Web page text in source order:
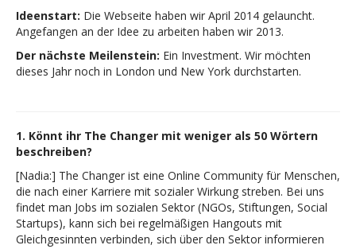
Ideenstart: Die Webseite haben wir April 2014 gelauncht.
Angefangen an der Idee zu arbeiten haben wir 2013.
Der nächste Meilenstein: Ein Investment. Wir möchten
dieses Jahr noch in London und New York durchstarten.
1. Könnt ihr The Changer mit weniger als 50 Wörtern
beschreiben?
[Nadia:] The Changer ist eine Online Community für Menschen,
die nach einer Karriere mit sozialer Wirkung streben. Bei uns
findet man Jobs im sozialen Sektor (NGOs, Stiftungen, Social
Startups), kann sich bei regelmäßigen Hangouts mit
Gleichgesinnten verbinden, sich über den Sektor informieren